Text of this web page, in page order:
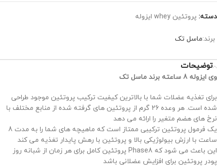
دسته: پروتئین whey ایزوله
برند:ماسل تک
توضیحات
وی ایزوله 8 ساعته برند ماسل تک
برای تغذیه عضلات شما با بالاترین کیفیت ترکیب پروتئین موجود طراحی
شده است. هر وعده 26 گرم از پروتئین های گرفته شده از منابع مختلف با
نرخ های هضم متغیر را ارائه می دهد
یک فرمول پروتئین ترکیبی ممتاز است که ماهیچه های شما را به مدت 8
ساعت با ارزش بیولوژیکی بالا و پروتئین با رهش پایدار تغذیه می کند
این باعث می شود که Phase8 پروتئین کامل برای هر زمان از شبانه روز
پودر پروتئین برای افزایش عضلانی باشد